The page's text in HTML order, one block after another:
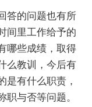
的问题也有所
间里工作给予的
哪些成绩，取得
么教训，今后有
是有什么职责，
职与否等问题。